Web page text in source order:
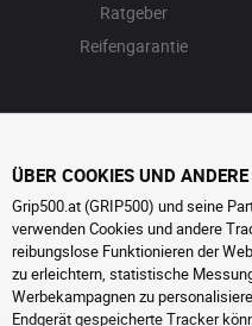
Ratgeber
Reifengarantie
ÜBER COOKIES UND
Grip500.at (GRIP500) und seine
verwenden Cookies und andere
reibungslose Funktionieren der
zu erleichtern, statistische
Werbekampagnen zu
Endgerät gespeicherte Tracker